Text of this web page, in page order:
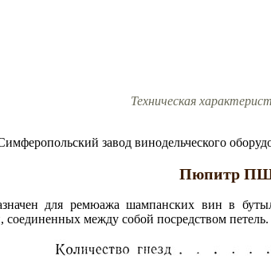
Техническая
завод винодельческого
Пюпитр
для ремюажа шампанских вин в
соединенных между собой посредством петель.